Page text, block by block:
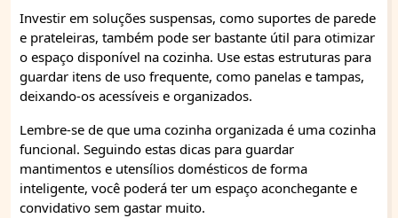
Investir em soluções suspensas, como suportes de parede
e prateleiras, também pode ser bastante útil para otimizar
o espaço disponível na cozinha. Use estas estruturas para
guardar itens de uso frequente, como panelas e tampas,
deixando-os acessíveis e organizados.
Lembre-se de que uma cozinha organizada é uma cozinha
funcional. Seguindo estas dicas para guardar
mantimentos e utensílios domésticos de forma
inteligente, você poderá ter um espaço aconchegante e
convidativo sem gastar muito.